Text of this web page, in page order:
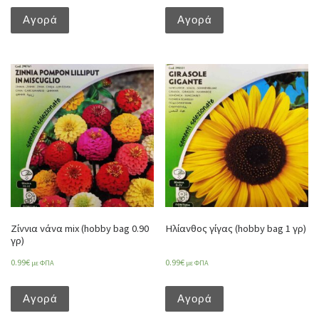
Αγορά Αγορά
Ζίννια νάνα mix (hobby bag 0.90
γρ)
0.99€ με ΦΠΑ
Αγορά
Ηλίανθος γίγας (hobby bag 1 γρ)
0.99€ με ΦΠΑ
Αγορά